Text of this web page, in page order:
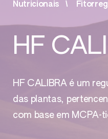
Nutricionais
HF
HF CALIBRA é um
das plantas,
com base em MCPA-